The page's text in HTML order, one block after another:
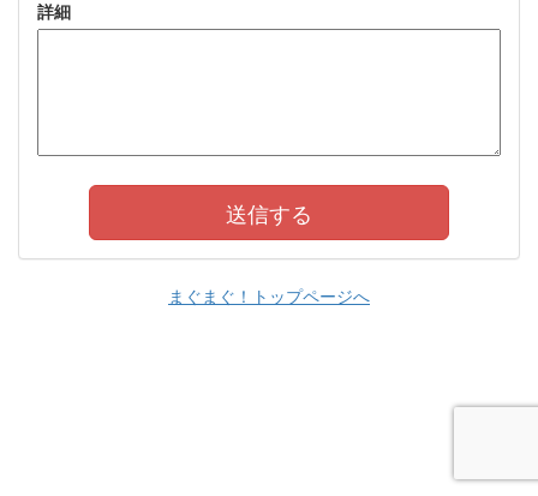
詳細
まぐまぐ！トップページへ